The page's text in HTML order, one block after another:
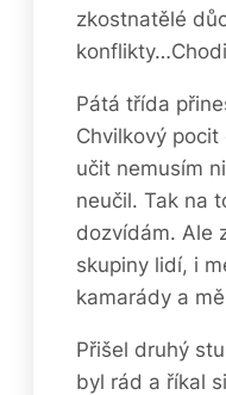
zkostnatělé
Pátá třída
Chvilkový
učit nemusím
neučil. Tak na
dozvídám. Ale
skupiny lidí, i
kamarády a
Přišel druhý
byl rád a říkal